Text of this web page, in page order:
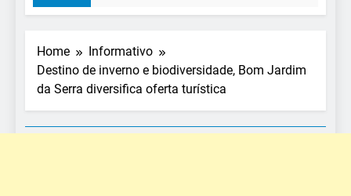
Home
Informativo
Destino de inverno e biodiversidade, Bom Jardim
da Serra diversifica oferta turística